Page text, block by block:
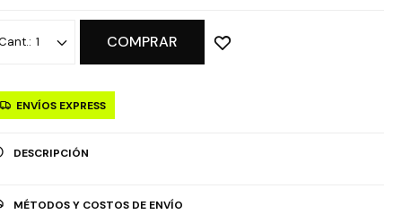
1 COMPRAR
ENVÍOS EXPRESS
DESCRIPCIÓN
MÉTODOS Y COSTOS DE ENVÍO